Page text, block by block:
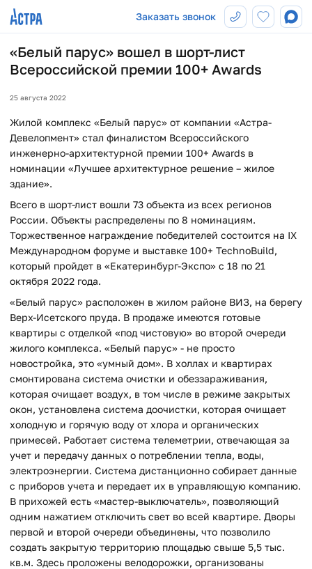
Заказать звонок
«Белый парус» вошел в шорт-лист
Всероссийской премии 100+ Awards
25 августа 2022
Жилой комплекс «Белый парус» от компании «Астра-
Девелопмент» стал финалистом Всероссийского
инженерно-архитектурной премии 100+ Awards в
номинации «Лучшее архитектурное решение – жилое
здание».
Всего в шорт-лист вошли 73 объекта из всех регионов
России. Объекты распределены по 8 номинациям.
Торжественное награждение победителей состоится на IX
Международном форуме и выставке 100+ TechnoBuild,
который пройдет в «Екатеринбург-Экспо» с 18 по 21
октября 2022 года.
«Белый парус» расположен в жилом районе ВИЗ, на берегу
Верх-Исетского пруда. В продаже имеются готовые
квартиры с отделкой «под чистовую» во второй очереди
жилого комплекса. «Белый парус» - не просто
новостройка, это «умный дом». В холлах и квартирах
смонтирована система очистки и обеззараживания,
которая очищает воздух, в том числе в режиме закрытых
окон, установлена система доочистки, которая очищает
холодную и горячую воду от хлора и органических
примесей. Работает система телеметрии, отвечающая за
учет и передачу данных о потреблении тепла, воды,
электроэнергии. Система дистанционно собирает данные
с приборов учета и передает их в управляющую компанию.
В прихожей есть «мастер-выключатель», позволяющий
одним нажатием отключить свет во всей квартире. Дворы
первой и второй очереди объединены, что позволило
создать закрытую территорию площадью свыше 5,5 тыс.
кв.м. Здесь проложены велодорожки, организованы